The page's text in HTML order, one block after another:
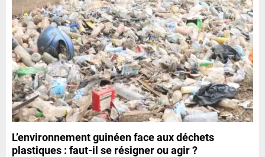
L’environnement guinéen face aux déchets
plastiques : faut-il se résigner ou agir ?